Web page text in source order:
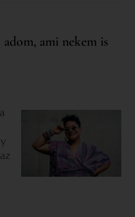
adom, ami nekem is